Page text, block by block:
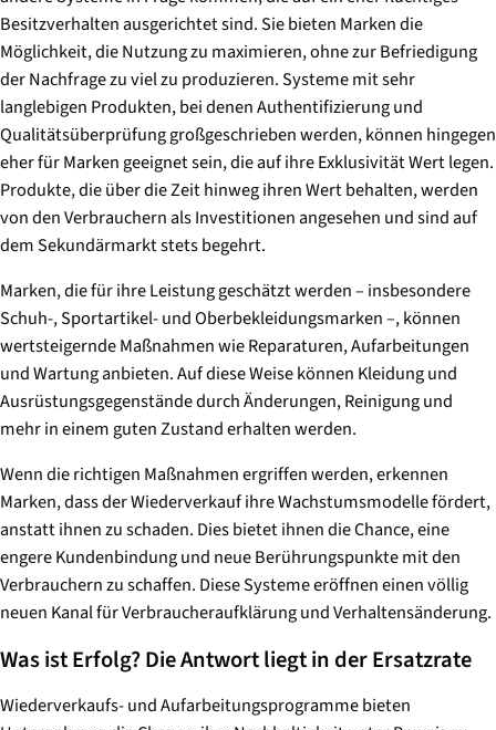
Besitzverhalten ausgerichtet sind. Sie bieten Marken die
Möglichkeit, die Nutzung zu maximieren, ohne zur Befriedigung
der Nachfrage zu viel zu produzieren. Systeme mit sehr
langlebigen Produkten, bei denen Authentifizierung und
Qualitätsüberprüfung großgeschrieben werden, können hingegen
eher für Marken geeignet sein, die auf ihre Exklusivität Wert legen.
Produkte, die über die Zeit hinweg ihren Wert behalten, werden
von den Verbrauchern als Investitionen angesehen und sind auf
dem Sekundärmarkt stets begehrt.
Marken, die für ihre Leistung geschätzt werden – insbesondere
Schuh-, Sportartikel- und Oberbekleidungsmarken –, können
wertsteigernde Maßnahmen wie Reparaturen, Aufarbeitungen
und Wartung anbieten. Auf diese Weise können Kleidung und
Ausrüstungsgegenstände durch Änderungen, Reinigung und
mehr in einem guten Zustand erhalten werden.
Wenn die richtigen Maßnahmen ergriffen werden, erkennen
Marken, dass der Wiederverkauf ihre Wachstumsmodelle fördert,
anstatt ihnen zu schaden. Dies bietet ihnen die Chance, eine
engere Kundenbindung und neue Berührungspunkte mit den
Verbrauchern zu schaffen. Diese Systeme eröffnen einen völlig
neuen Kanal für Verbraucheraufklärung und Verhaltensänderung.
Was ist Erfolg? Die Antwort liegt in der Ersatzrate
Wiederverkaufs- und Aufarbeitungsprogramme bieten